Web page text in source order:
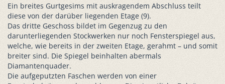
Ein breites Gurtgesims mit auskragendem Abschluss teilt
diese von der darüber liegenden Etage (9).
Das dritte Geschoss bildet im Gegenzug zu den
darunterliegenden Stockwerken nur noch Fensterspiegel aus,
welche, wie bereits in der zweiten Etage, gerahmt – und somit
breiter sind. Die Spiegel beinhalten abermals
Diamantenquader.
Die aufgeputzten Faschen werden von einer